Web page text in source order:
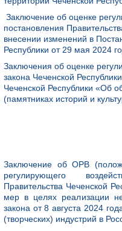
Заключение об оценке
постановления
внесении изменений в
Республики от 29 мая 2024
Заключения об оценке
закона Чеченской
Чеченской Республики «Об
(памятниках историй и
Заключение об ОРВ
регулирующего
Правительства Чеченской
мер в целях реализации
закона от 8 августа 2024
(творческих) индустрий в